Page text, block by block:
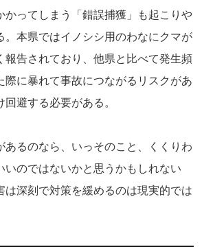
かってしまう「錯誤捕獲」も起こりや
。本県ではイノシシ用のわなにクマが
報告されており、他県と比べて発生頻
際に暴れて事故につながるリスクがあ
避する必要がある。
るのなら、いっそのこと、くくりわ
いのではないかと思うかもしれない
は深刻で対策を緩めるのは現実的では